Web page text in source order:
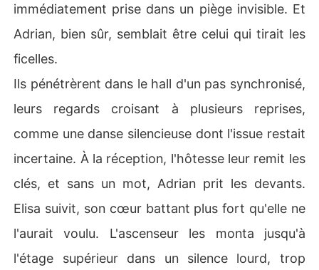
immédiatement prise dans un piège invisible. Et
Adrian, bien sûr, semblait être celui qui tirait les
ficelles.
Ils pénétrèrent dans le hall d'un pas synchronisé,
leurs regards croisant à plusieurs reprises,
comme une danse silencieuse dont l'issue restait
incertaine. À la réception, l'hôtesse leur remit les
clés, et sans un mot, Adrian prit les devants.
Elisa suivit, son cœur battant plus fort qu'elle ne
l'aurait voulu. L'ascenseur les monta jusqu'à
l'étage supérieur dans un silence lourd, trop